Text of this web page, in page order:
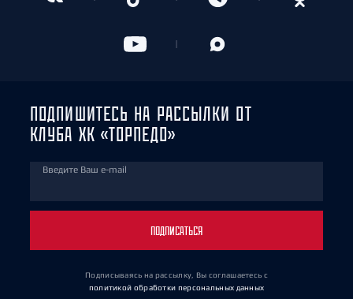
ПОДПИШИТЕСЬ НА РАССЫЛКИ ОТ
КЛУБА ХК «ТОРПЕДО»
Введите Ваш e-mail
ПОДПИСАТЬСЯ
Подписываясь на рассылку, Вы соглашаетесь с
политикой обработки персональных данных